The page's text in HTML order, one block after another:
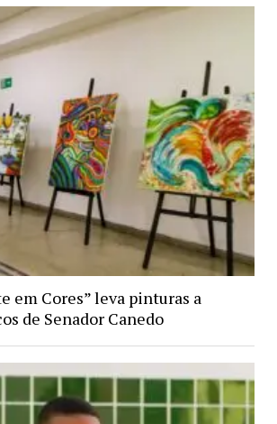
em Cores” leva pinturas a
de Senador Canedo